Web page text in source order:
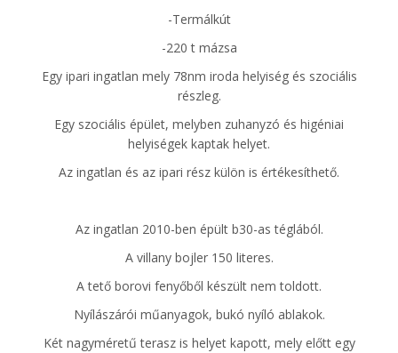
-Termálkút
-220 t mázsa
Egy ipari ingatlan mely 78nm iroda helyiség és szociális
részleg.
Egy szociális épület, melyben zuhanyzó és higéniai
helyiségek kaptak helyet.
Az ingatlan és az ipari rész külön is értékesíthető.
Az ingatlan 2010-ben épült b30-as téglából.
A villany bojler 150 literes.
A tető borovi fenyőből készült nem toldott.
Nyílászárói műanyagok, bukó nyíló ablakok.
Két nagyméretű terasz is helyet kapott, mely előtt egy